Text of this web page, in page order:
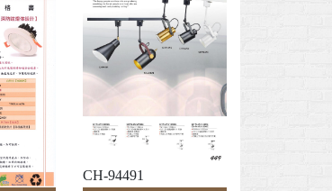
CH-94491